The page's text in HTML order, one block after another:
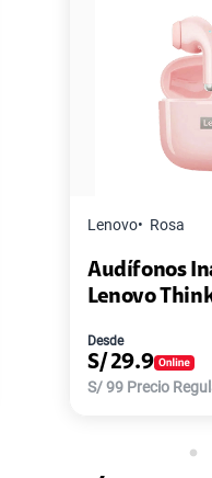
Master G
Pack de
Master-
S/77.9
S/168